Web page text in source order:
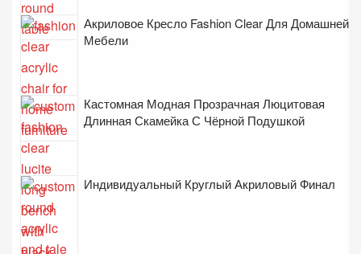
Акриловое Кресло Fashion Clear Для Домашней
Мебели
Кастомная Модная Прозрачная Люцитовая
Длинная Скамейка С Чёрной Подушкой
Индивидуальный Круглый Акриловый Финал